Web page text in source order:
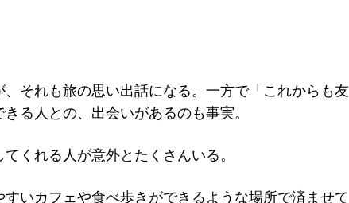
それも旅の思い出話になる。一方で「これからも友
る人との、出会いがあるのも事実。
くれる人が意外とたくさんいる。
いカフェや食べ歩きができるような場所で済ませて